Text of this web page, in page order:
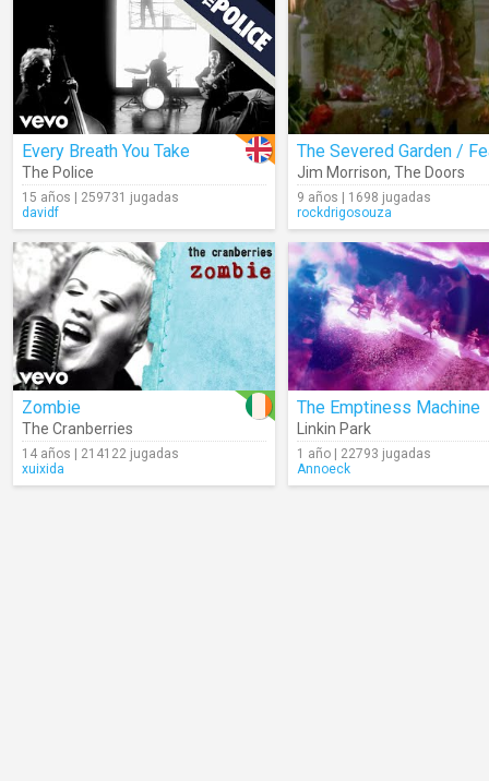
Every Breath You Take
The Police
15 años | 259731 jugadas
davidf
Jim Morrison, The Doors
9 años | 1698 jugadas
rockdrigosouza
Zombie
The Cranberries
14 años | 214122 jugadas
xuixida
The Emptiness Machine
Linkin Park
1 año | 22793 jugadas
Annoeck